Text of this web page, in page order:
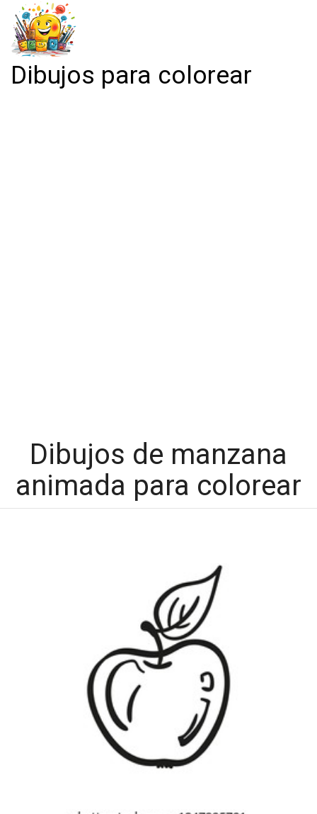
Dibujos para colorear
Dibujos de manzana
animada para colorear